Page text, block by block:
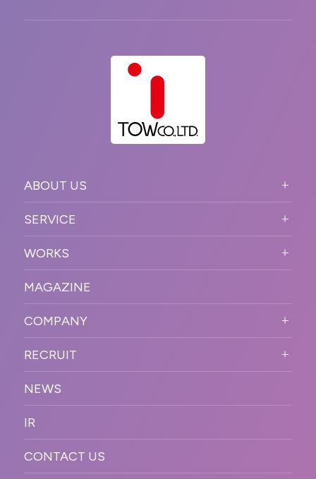
ABOUT US
PURPOSE
VISION
OUR DNA
SERVICE
STRONG POINT
BUSINESS DOMAIN
SOLUTION
WORKFLOW
WORKS
オンラインイベント
SNSプロモーション
プラットフォーム販
促
デジタル制作・映像
制作
PR
カンファレンス・展示会・アワ
ESPORTS・ゲームプロモーシ
MAGAZINE
COMPANY
COMPANY INFORMATION
MESSAGE
OFFICER
ACCESS
ORGANIZATION CHART
RECRUIT
新卒採用
キャリア採用
NEWS
IR
CONTACT US